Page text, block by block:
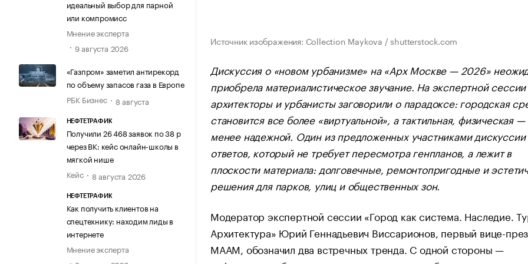
идеальный выбор для парной
или компромисс
Мнение эксперта
9 августа 2026
«Газпром» заметил антирекорд
по объему запасов газа в Европе
РБК Бизнес
8 августа
НЕФТЕТРАФИК
Получили 26 468 заявок по 38 р
через ВК: кейс онлайн-школы в
мягкой нише
Кейс
8 августа 2026
НЕФТЕТРАФИК
Как получить клиентов на
спецтехнику: находим лиды в
интернете
Мнение эксперта
Источник изображения: Collection Maykova / shutterstock.com
Дискуссия о «новом урбанизме» на «Арх Москве — 2026»
приобрела материалистическое звучание. На экспертной сессии
архитекторы и урбанисты заговорили о парадоксе: городская
становится все более «виртуальной», а тактильная, физическая
менее надежной. Один из предложенных участниками дискуссии
ответов, который не требует пересмотра генпланов, а лежит в
плоскости материала: долговечные, ремонтопригодные и
решения для парков, улиц и общественных зон.
Модератор экспертной сессии «Город как система. Наследие.
Архитектура» Юрий Геннадьевич Виссарионов, первый вице-
МААМ, обозначил два встречных тренда. С одной стороны —